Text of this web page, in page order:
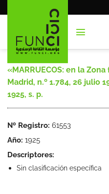
al
«MARRUECOS: en la
Madrid, n.º 1.784, 26 julio
1925, s. p.
Nº Registro: 61553
Año: 1925
Descriptores:
Sin clasificación específica